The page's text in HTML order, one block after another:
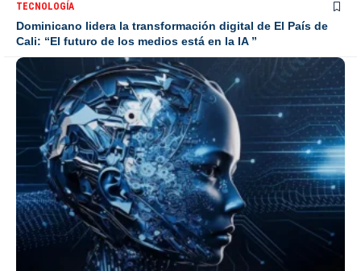
TECNOLOGÍA
Dominicano lidera la transformación digital de El País de
Cali: “El futuro de los medios está en la IA ”